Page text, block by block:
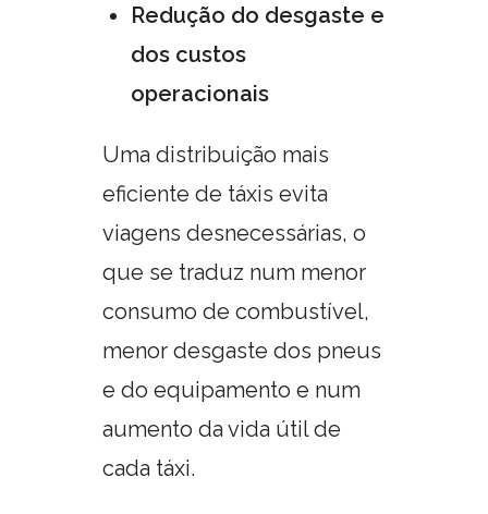
Redução do desgaste e
dos custos
operacionais
Uma distribuição mais
eficiente de táxis evita
viagens desnecessárias, o
que se traduz num menor
consumo de combustível,
menor desgaste dos pneus
e do equipamento e num
aumento da vida útil de
cada táxi.